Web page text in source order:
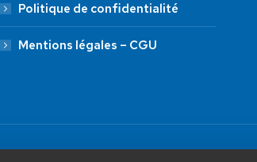
Politique de confidentialité
Mentions légales – CGU
JE FAIS